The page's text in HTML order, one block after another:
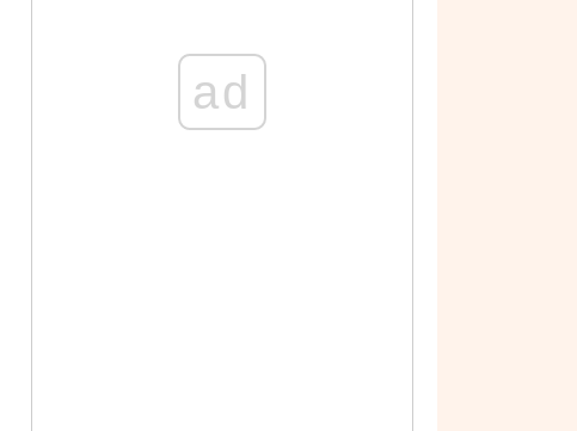
ad